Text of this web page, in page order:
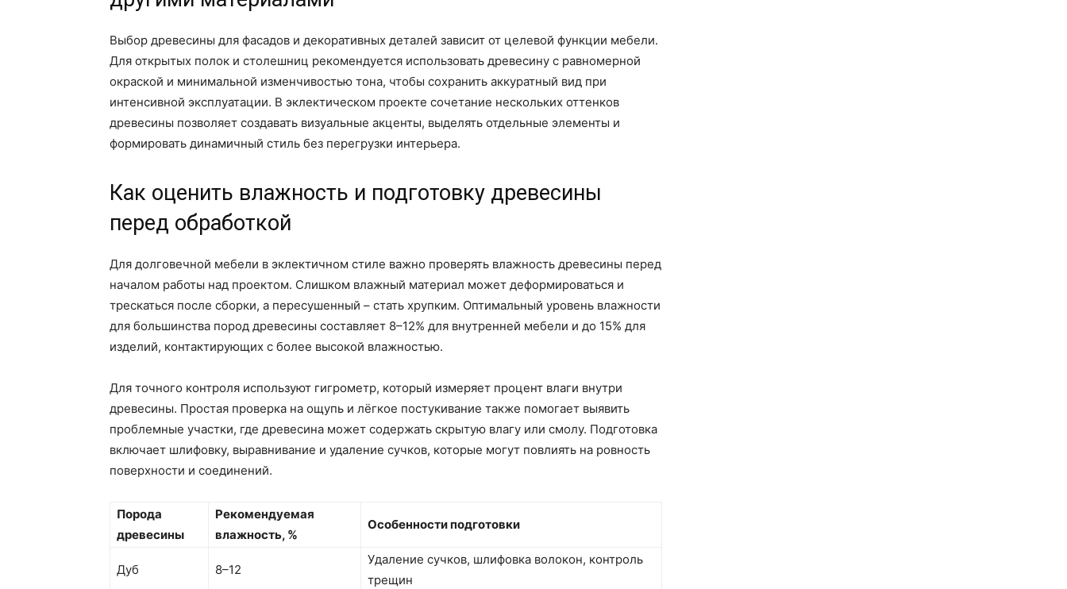
Выбор древесины для фасадов и декоративных деталей зависит от целевой функции мебели.
Для открытых полок и столешниц рекомендуется использовать древесину с равномерной
окраской и минимальной изменчивостью тона, чтобы сохранить аккуратный вид при
интенсивной эксплуатации. В эклектическом проекте сочетание нескольких оттенков
древесины позволяет создавать визуальные акценты, выделять отдельные элементы и
формировать динамичный стиль без перегрузки интерьера.
Как оценить влажность и подготовку древесины
перед обработкой
Для долговечной мебели в эклектичном стиле важно проверять влажность древесины перед
началом работы над проектом. Слишком влажный материал может деформироваться и
трескаться после сборки, а пересушенный – стать хрупким. Оптимальный уровень влажности
для большинства пород древесины составляет 8–12% для внутренней мебели и до 15% для
изделий, контактирующих с более высокой влажностью.
Для точного контроля используют гигрометр, который измеряет процент влаги внутри
древесины. Простая проверка на ощупь и лёгкое постукивание также помогает выявить
проблемные участки, где древесина может содержать скрытую влагу или смолу. Подготовка
включает шлифовку, выравнивание и удаление сучков, которые могут повлиять на ровность
поверхности и соединений.
Порода
древесины
Рекомендуемая
влажность, %
Особенности подготовки
Дуб 8–12
Удаление сучков, шлифовка волокон, контроль
трещин